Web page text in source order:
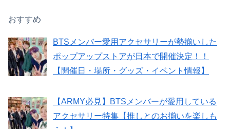
おすすめ
BTSメンバー愛用アクセサリーが勢揃いした
ポップアップストアが日本で開催決定！！
【開催日・場所・グッズ・イベント情報】
【ARMY必見】BTSメンバーが愛用している
アクセサリー特集【推しとのお揃いを楽しも